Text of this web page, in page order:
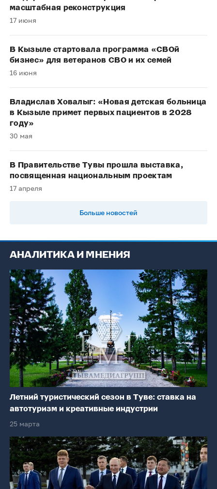
масштабная реконструкция
17 июня
В Кызыле стартовала программа «СВОй
бизнес» для ветеранов СВО и их семей
16 июня
Владислав Ховалыг: «Новая детская больница
в Кызыле примет первых пациентов в 2028
году»
30 мая
В Правительстве Тувы прошла выставка,
посвященная национальным проектам
17 апреля
Больше новостей
АНАЛИТИКА И МНЕНИЯ
Летний туристический сезон в Туве: ставка на
автотуризм и креативные индустрии
25 марта